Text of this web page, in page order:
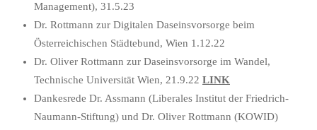
Management), 31.5.23
Dr. Rottmann zur Digitalen Daseinsvorsorge beim
Österreichischen Städtebund, Wien 1.12.22
Dr. Oliver Rottmann zur Daseinsvorsorge im Wandel,
Technische Universität Wien, 21.9.22 LINK
Dankesrede Dr. Assmann (Liberales Institut der Friedrich-
Naumann-Stiftung) und Dr. Oliver Rottmann (KOWID)